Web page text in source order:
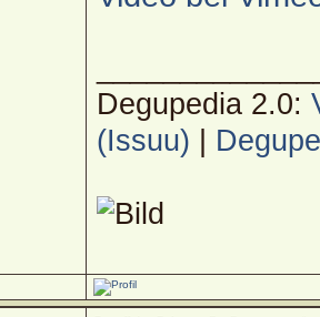
Degupedia 2.0:
(Issuu)